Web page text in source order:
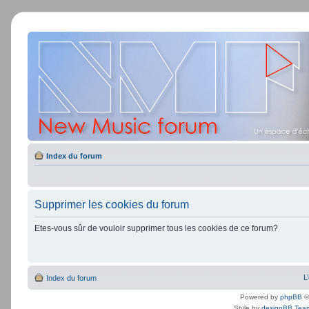
Index du forum
Supprimer les cookies du forum
Etes-vous sûr de vouloir supprimer tous les cookies de ce forum?
Index du forum
Powered by phpBB